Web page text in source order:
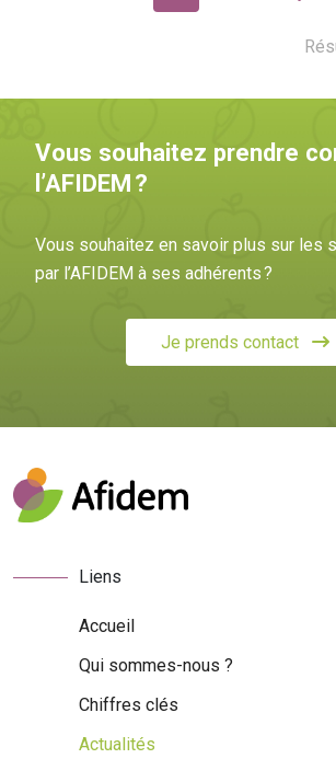
Vous souhaitez prendre
l’AFIDEM ?
Vous souhaitez en savoir plus sur les
par l’AFIDEM à ses adhérents ?
Je prends contact
Liens
Accueil
Qui sommes-nous ?
Chiffres clés
Actualités